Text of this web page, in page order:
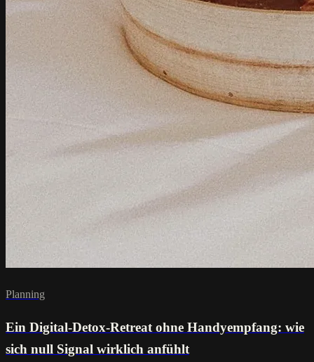
Planning
Ein Digital-Detox-Retreat ohne Handyempfang: wie
sich null Signal wirklich anfühlt